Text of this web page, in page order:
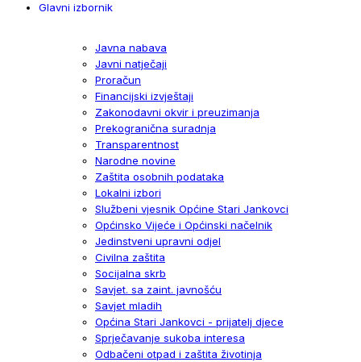
Glavni izbornik
Javna nabava
Javni natječaji
Proračun
Financijski izvještaji
Zakonodavni okvir i preuzimanja
Prekogranična suradnja
Transparentnost
Narodne novine
Zaštita osobnih podataka
Lokalni izbori
Službeni vjesnik Općine Stari Jankovci
Općinsko Vijeće i Općinski načelnik
Jedinstveni upravni odjel
Civilna zaštita
Socijalna skrb
Savjet. sa zaint. javnošću
Savjet mladih
Općina Stari Jankovci - prijatelj djece
Sprječavanje sukoba interesa
Odbačeni otpad i zaštita životinja